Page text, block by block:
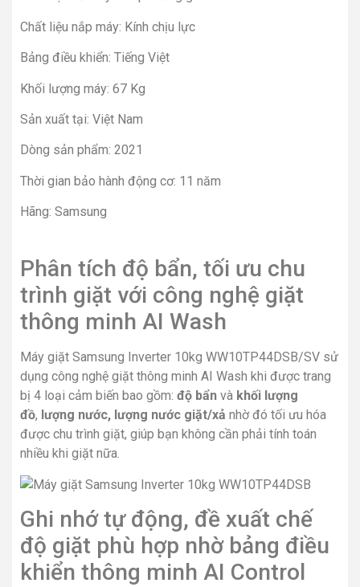
Chất liệu nắp máy: Kính chịu lực
Bảng điều khiển: Tiếng Việt
Khối lượng máy: 67 Kg
Sản xuất tại: Việt Nam
Dòng sản phẩm: 2021
Thời gian bảo hành động cơ: 11 năm
Hãng: Samsung
Phân tích độ bẩn, tối ưu chu
trình giặt với công nghệ giặt
thông minh AI Wash
Máy giặt Samsung Inverter 10kg WW10TP44DSB/SV sử
dụng công nghệ giặt thông minh AI Wash khi được trang
bị 4 loại cảm biến bao gồm: độ bẩn và khối lượng
đồ, lượng nước, lượng nước giặt/xả nhờ đó tối ưu hóa
được chu trình giặt, giúp bạn không cần phải tính toán
nhiều khi giặt nữa.
Ghi nhớ tự động, đề xuất chế
độ giặt phù hợp nhờ bảng điều
khiển thông minh AI Control